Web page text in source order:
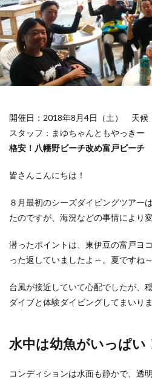
開催日：2018年8月4日（土） 天候
スタッフ：まゆちゃんともやっきー
格安！八幡野ビーチ改め富戸ビーチ
皆さんこんにちは！
８月最初のシーズダイビングツアー
たのですが、海況などの事情により
潜ったポイントは、東伊豆の富戸ヨ
った返していましたよ～。夏ですね～
台風が接近していて心配でしたが、
ダイブと体験ダイビングしてまいり
水中は幼魚がいっぱい
コンディションは水面も静かで、透